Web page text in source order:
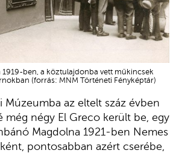
1919-ben, a köztulajdonba vett műkincsek
(forrás: MNM Történeti Fényképtár)
Múzeumba az eltelt száz évben
még négy El Greco került be, egy
Magdolna 1921-ben Nemes
pontosabban azért cserébe,